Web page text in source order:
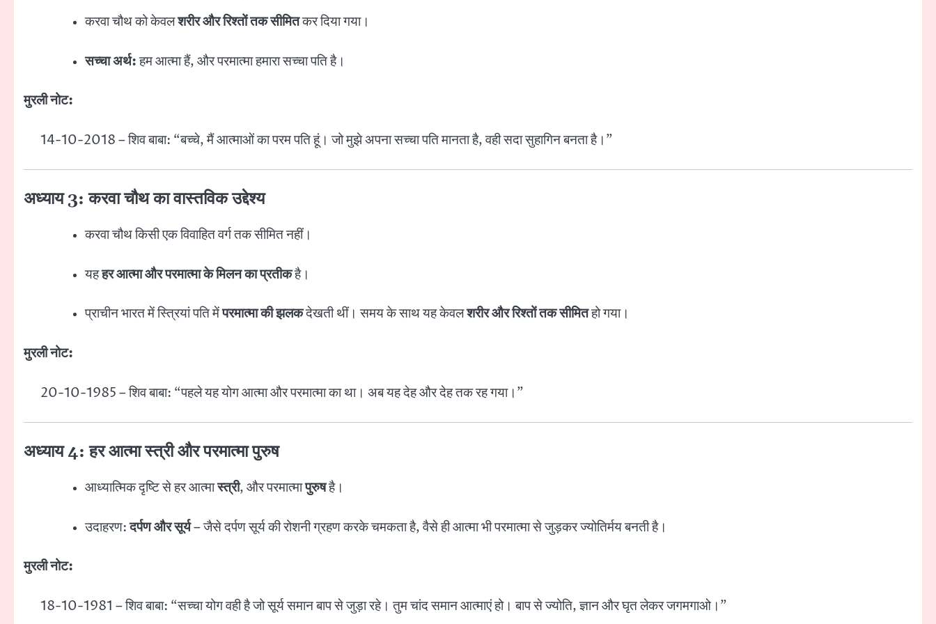
करवा चौथ को केवलशरीर और रिश्तों तक सीमितकर दिया गया।
सच्चा अर्थ:हम आत्मा हैं, और परमात्मा हमारा सच्चा पति है।
मुरली नोट:
14-10-2018 – शिव बाबा: “बच्चे, मैं आत्माओं का परम पति हूं। जो मुझे अपना सच्चा पति मानता है, वही सदा सुहागिन बनता है।”
अध्याय 3: करवा चौथ का वास्तविक उद्देश्य
करवा चौथ किसी एक विवाहित वर्ग तक सीमित नहीं।
यहहर आत्मा और परमात्मा के मिलन का प्रतीकहै।
प्राचीन भारत में स्त्रियां पति मेंपरमात्मा की झलकदेखती थीं। समय के साथ यह केवलशरीर और रिश्तों तक सीमितहो गया।
मुरली नोट:
20-10-1985 – शिव बाबा: “पहले यह योग आत्मा और परमात्मा का था। अब यह देह और देह तक रह गया।”
अध्याय 4: हर आत्मा स्त्री और परमात्मा पुरुष
आध्यात्मिक दृष्टि से हर आत्मास्त्री, और परमात्मापुरुषहै।
उदाहरण:दर्पण और सूर्य– जैसे दर्पण सूर्य की रोशनी ग्रहण करके चमकता है, वैसे ही आत्मा भी परमात्मा से जुड़कर ज्योतिर्मय बनती है।
मुरली नोट:
18-10-1981 – शिव बाबा: “सच्चा योग वही है जो सूर्य समान बाप से जुड़ा रहे। तुम चांद समान आत्माएं हो। बाप से ज्योति, ज्ञान और घृत लेकर जगमगाओ।”